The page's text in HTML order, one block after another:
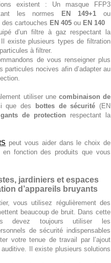
existent : Un masque FFP3
les normes
EN 149+1 ou
cartouches EN 405 ou EN 140
d’un filtre à gaz respectant la
existe plusieurs types de filtration
à filtrer.
de vous renseigner plus
particules nocives afin d’adapter au
utiliser une combinaison de
que des bottes de sécurité (EN
gants de protection respectant la
peut vous aider dans le choix de
en fonction des produits que vous
jardiniers et espaces
d’appareils bruyants
vous utilisez régulièrement des
beaucoup de bruit. Dans cette
devez toujours utiliser les
de sécurité indispensables
votre tenue de travail par l’ajout
auditive. Il existe plusieurs solutions